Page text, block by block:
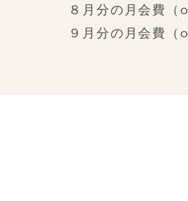
８月分の月会費（
９月分の月会費（